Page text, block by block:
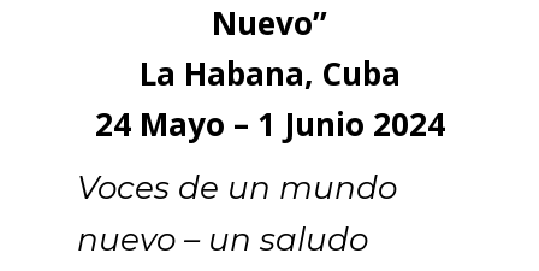
Nuevo”
La Habana, Cuba
24 Mayo – 1 Junio 2024
Voces de un mundo
nuevo – un saludo